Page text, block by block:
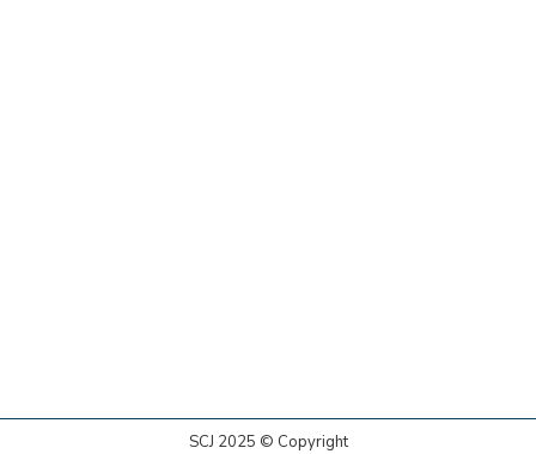
SCJ 2025 © Copyright